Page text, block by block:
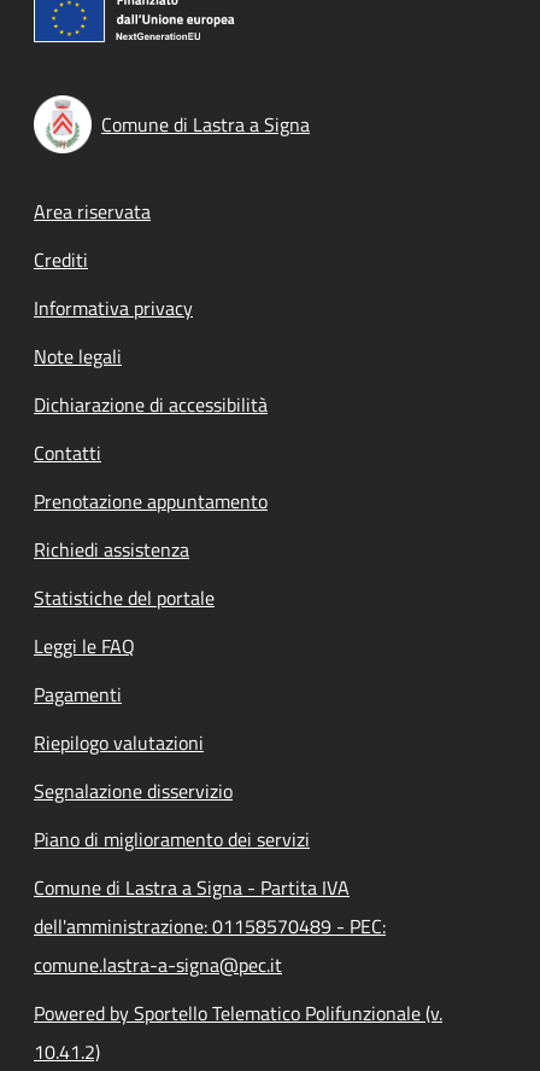
Comune di Lastra a Signa
Footer menu
Area riservata
Crediti
Informativa privacy
Note legali
Dichiarazione di accessibilità
Contatti
Prenotazione appuntamento
Richiedi assistenza
Statistiche del portale
Leggi le FAQ
Pagamenti
Riepilogo valutazioni
Segnalazione disservizio
Piano di miglioramento dei servizi
Comune di Lastra a Signa - Partita IVA
dell'amministrazione: 01158570489 - PEC:
comune.lastra-a-signa@pec.it
Powered by Sportello Telematico Polifunzionale (v.
10.41.2)